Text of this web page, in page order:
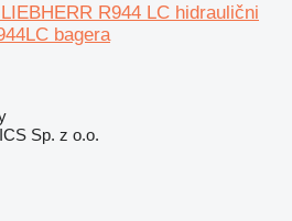
R944 LC hidraulični
bagera
Sp. z o.o.